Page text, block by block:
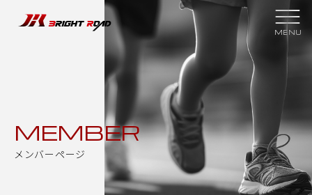
スクールについて
クラブ紹介
スクール理念
スケジュール
指導者紹介
スクールプラン
スポンサー
メンバーページ
MEMBER
メンバーページ